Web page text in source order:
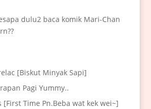
dulu2 baca komik Mari-Chan
[Biskut Minyak Sapi]
Pagi Yummy..
[First Time Pn.Beba wat kek wei~]